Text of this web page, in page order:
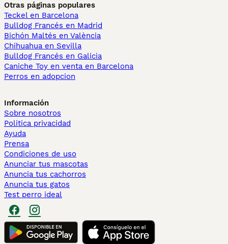
Otras páginas populares
Teckel en Barcelona
Bulldog Francés en Madrid
Bichón Maltés en València
Chihuahua en Sevilla
Bulldog Francés en Galicia
Caniche Toy en venta en Barcelona
Perros en adopcion
Información
Sobre nosotros
Politica privacidad
Ayuda
Prensa
Condiciones de uso
Anunciar tus mascotas
Anuncia tus cachorros
Anuncia tus gatos
Test perro ideal